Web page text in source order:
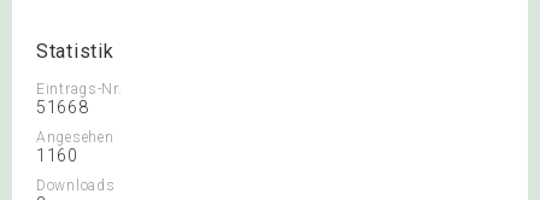
Statistik
Eintrags-Nr.
51668
Angesehen
1160
Downloads